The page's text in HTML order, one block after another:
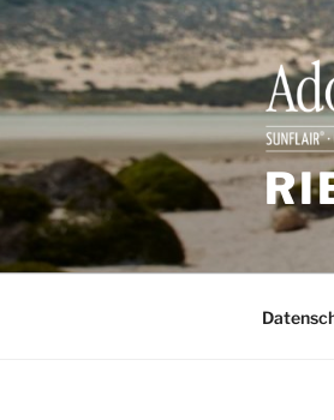
Zum
Inhalt
springen